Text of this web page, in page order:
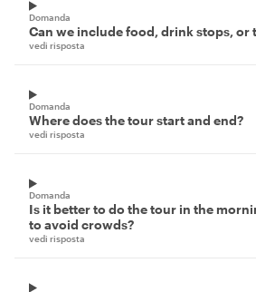
Domanda
Can we include food, drink stops, or
vedi risposta
Domanda
Where does the tour start and end?
vedi risposta
Domanda
Is it better to do the tour in the
to avoid crowds?
vedi risposta